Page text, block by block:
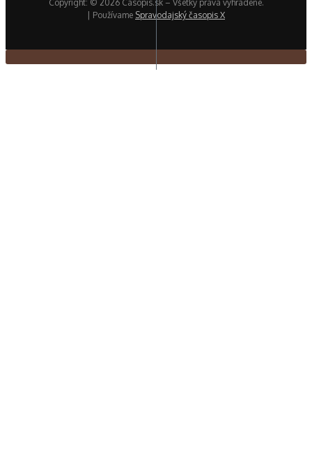
Copyright: © 2026 Casopis.sk – Všetky práva vyhradené.
| Používame Spravodajský časopis X